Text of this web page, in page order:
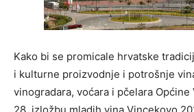
Kako bi se promicale hrvatske
i kulturne proizvodnje i potrošnje
vinogradara, voćara i pčelara